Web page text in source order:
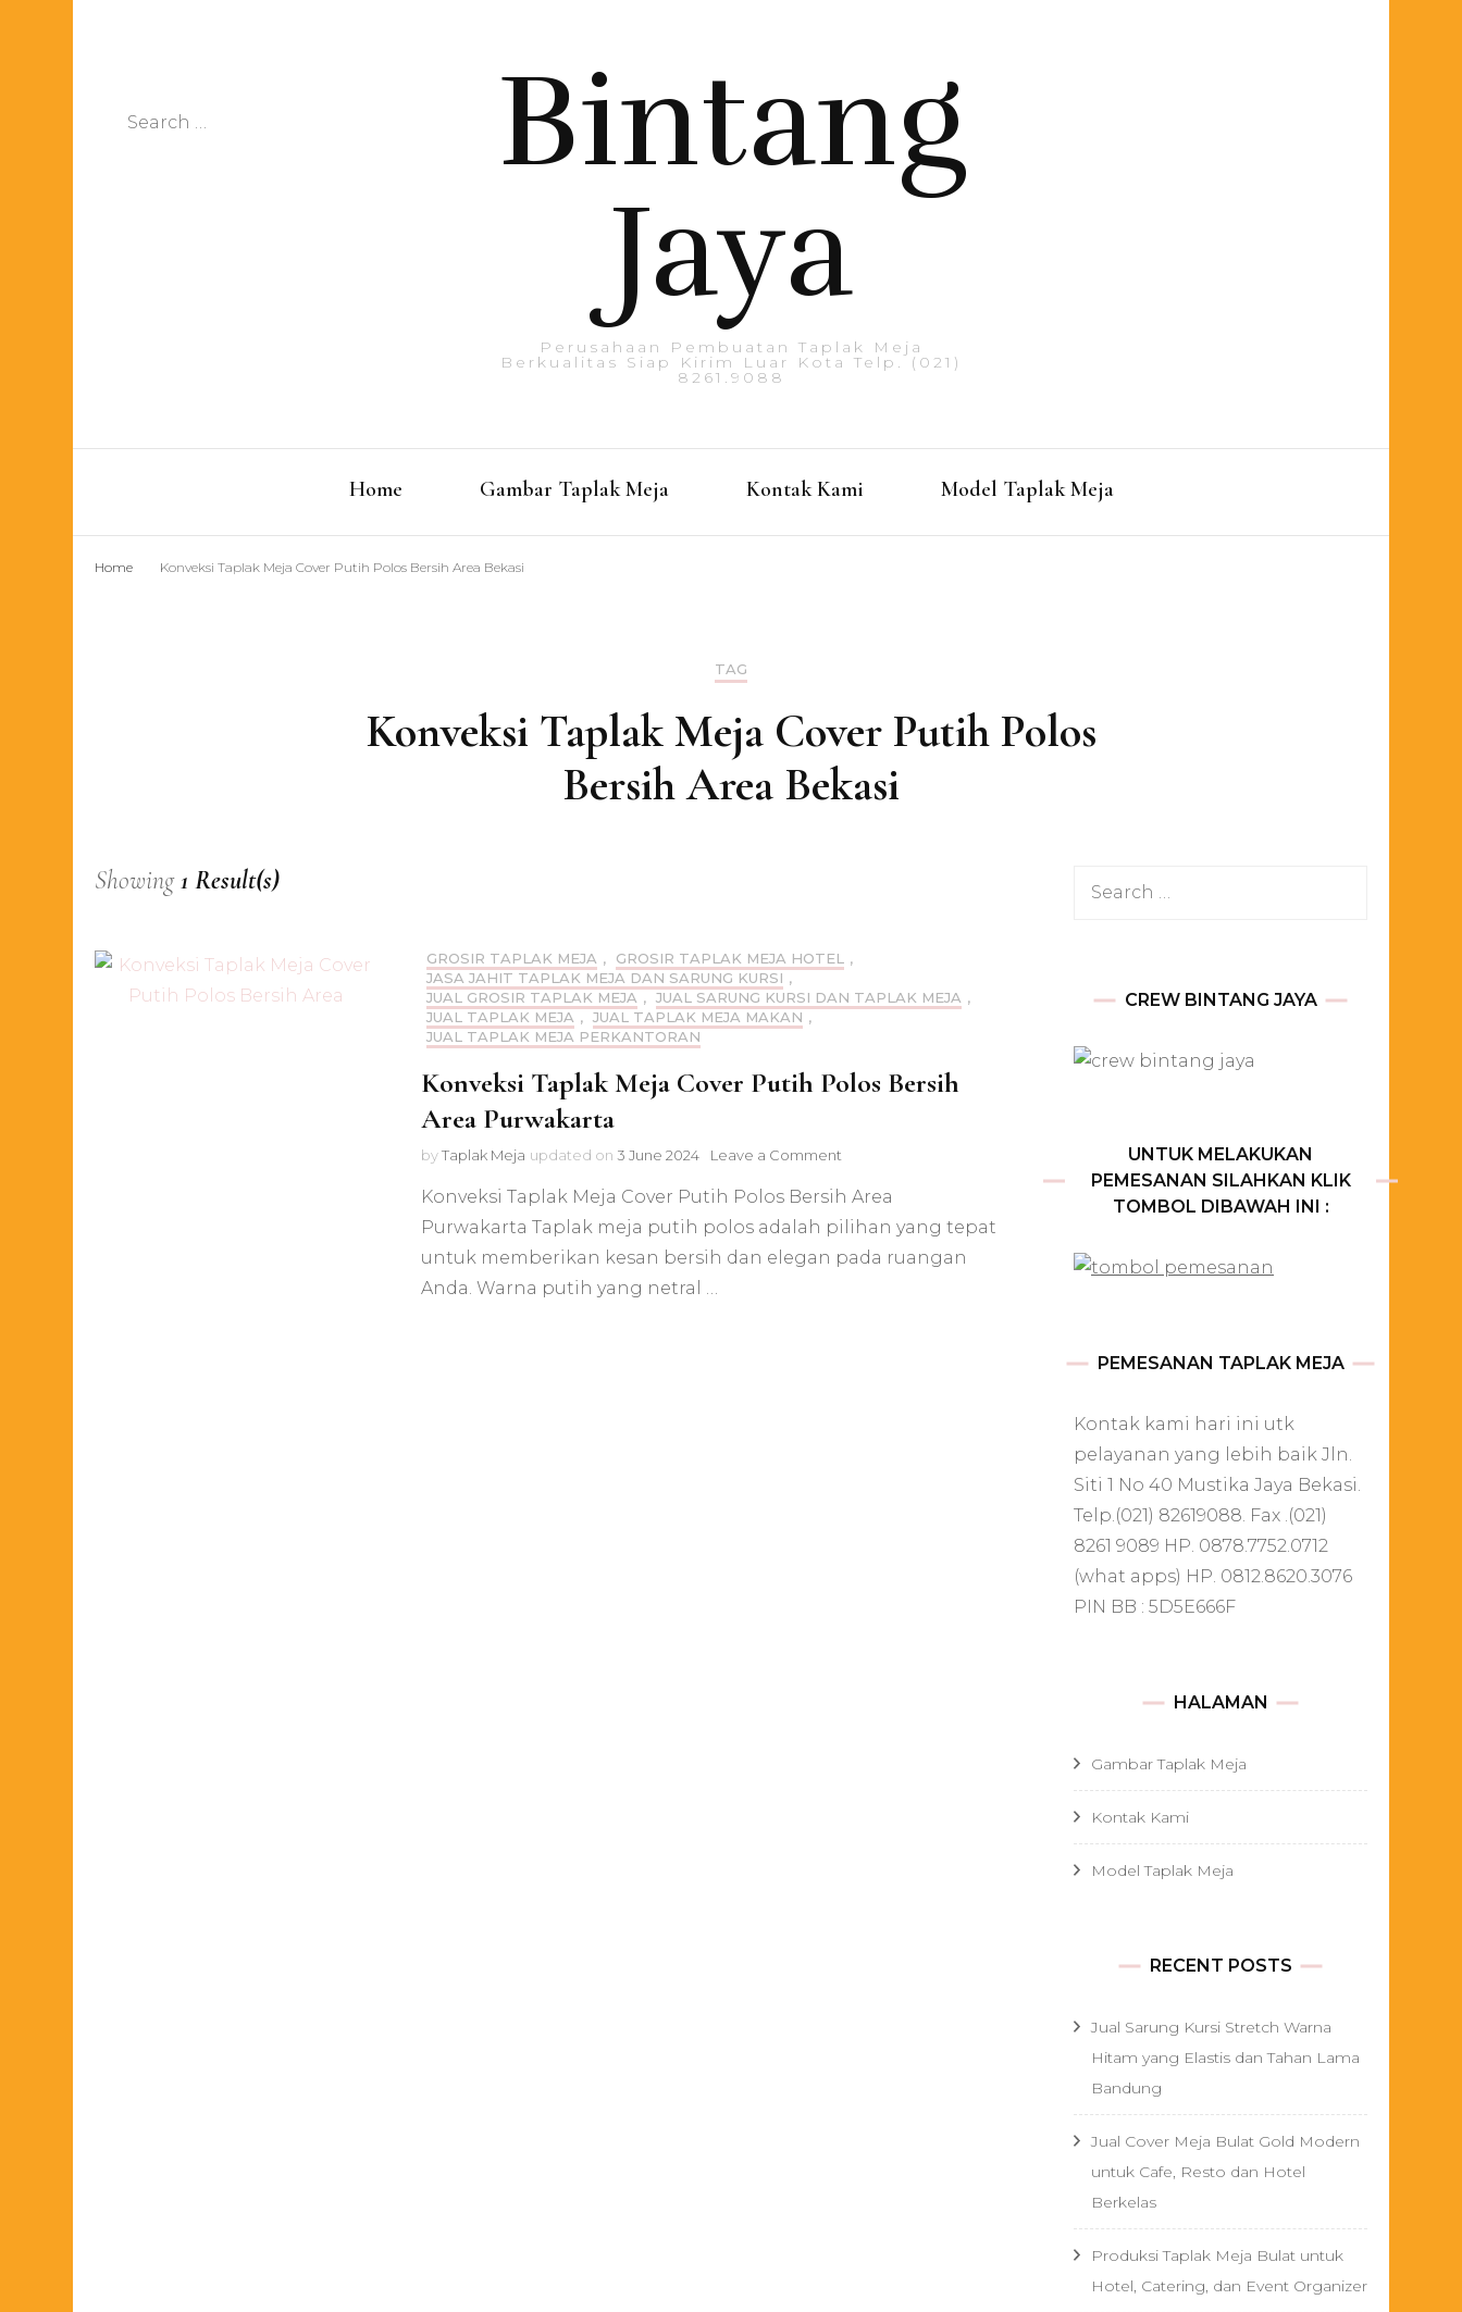
Search
Bintang
Jaya
Perusahaan Pembuatan Taplak Meja
Berkualitas Siap Kirim Luar Kota Telp. (021)
8261.9088
Home Gambar Taplak Meja Kontak Kami Model Taplak Meja
Home Konveksi Taplak Meja Cover Putih Polos Bersih Area Bekasi
TAG
Konveksi Taplak Meja Cover Putih Polos
Bersih Area Bekasi
Showing1 Result(s)
GROSIR TAPLAK MEJA , GROSIR TAPLAK MEJA HOTEL
,
JASA JAHIT TAPLAK MEJA DAN SARUNG KURSI ,
JUAL GROSIR TAPLAK MEJA , JUAL SARUNG KURSI DAN TAPLAK MEJA ,
JUAL TAPLAK MEJA , JUAL TAPLAK MEJA MAKAN ,
JUAL TAPLAK MEJA PERKANTORAN
Konveksi Taplak Meja Cover Putih Polos Bersih
Area Purwakarta
byTaplak Meja updated on 3 June 2024 Leave a Comment
Taplak
Meja
Putih
Konveksi Taplak Meja Cover Putih Polos Bersih Area
Purwakarta Taplak meja putih polos adalah pilihan yang tepat
untuk memberikan kesan bersih dan elegan pada ruangan
Anda. Warna putih yang netral …
Search
CREW BINTANG JAYA
UNTUK MELAKUKAN
PEMESANAN SILAHKAN KLIK
TOMBOL DIBAWAH INI :
PEMESANAN TAPLAK MEJA
Kontak kami hari ini utk
pelayanan yang lebih baik Jln.
Siti 1 No 40 Mustika Jaya Bekasi.
Telp.(021) 82619088. Fax .(021)
8261 9089 HP. 0878.7752.0712
(what apps) HP. 0812.8620.3076
PIN BB : 5D5E666F
HALAMAN
Gambar Taplak Meja
Kontak Kami
Model Taplak Meja
RECENT POSTS
Jual Sarung Kursi Stretch Warna
Hitam yang Elastis dan Tahan Lama
Bandung
Jual Cover Meja Bulat Gold Modern
untuk Cafe, Resto dan Hotel
Berkelas
Produksi Taplak Meja Bulat untuk
Hotel, Catering, dan Event Organizer